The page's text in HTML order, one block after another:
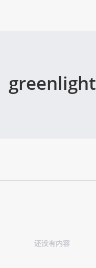
greenlight
还没有内容